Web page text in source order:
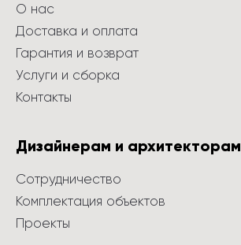
О нас
Доставка и оплата
Гарантия и возврат
Услуги и сборка
Контакты
Дизайнерам и архитекторам
Сотрудничество
Комплектация объектов
Проекты